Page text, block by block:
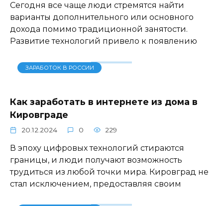
Сегодня все чаще люди стремятся найти
варианты дополнительного или основного
дохода помимо традиционной занятости.
Развитие технологий привело к появлению
ЗАРАБОТОК В РОССИИ
Как заработать в интернете из дома в
Кировграде
20.12.2024 0 229
В эпоху цифровых технологий стираются
границы, и люди получают возможность
трудиться из любой точки мира. Кировград не
стал исключением, предоставляя своим